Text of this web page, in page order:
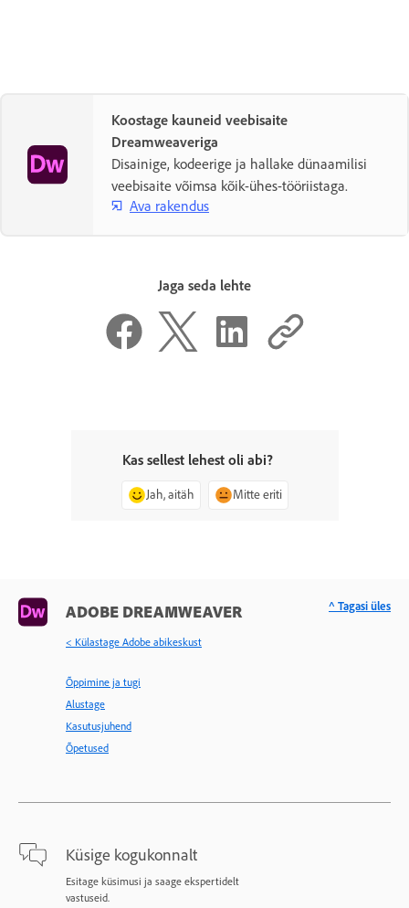
Koostage kauneid veebisaite
Dreamweaveriga
Disainige, kodeerige ja hallake dünaamilisi
veebisaite võimsa kõik-ühes-tööriistaga.
Ava rakendus
Jaga seda lehte
Kas sellest lehest oli abi?
Jah, aitäh Mitte eriti
ADOBE DREAMWEAVER
< Külastage Adobe abikeskust
Õppimine ja tugi
Alustage
Kasutusjuhend
Õpetused
Küsige kogukonnalt
Esitage küsimusi ja saage ekspertidelt
vastuseid.
^ Tagasi üles